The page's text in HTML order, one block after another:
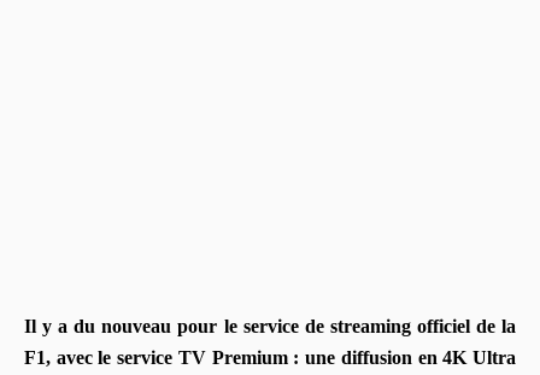
Il y a du nouveau pour le service de streaming officiel de la
F1, avec le service TV Premium : une diffusion en 4K Ultra